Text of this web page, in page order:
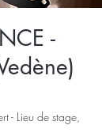
-
- Lieu de stage,